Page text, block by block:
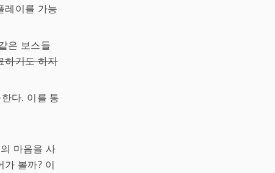
레이를 가능
은 보스들
하기도 하지
다. 이를 통
마음을 사
볼까? 이